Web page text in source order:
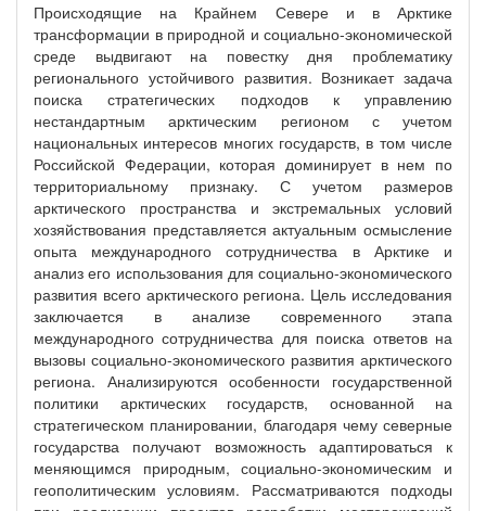
Происходящие на Крайнем Севере и в Арктике
трансформации в природной и социально-экономической
среде выдвигают на повестку дня проблематику
регионального устойчивого развития. Возникает задача
поиска стратегических подходов к управлению
нестандартным арктическим регионом с учетом
национальных интересов многих государств, в том числе
Российской Федерации, которая доминирует в нем по
территориальному признаку. С учетом размеров
арктического пространства и экстремальных условий
хозяйствования представляется актуальным осмысление
опыта международного сотрудничества в Арктике и
анализ его использования для социально-экономического
развития всего арктического региона. Цель исследования
заключается в анализе современного этапа
международного сотрудничества для поиска ответов на
вызовы социально-экономического развития арктического
региона. Анализируются особенности государственной
политики арктических государств, основанной на
стратегическом планировании, благодаря чему северные
государства получают возможность адаптироваться к
меняющимся природным, социально-экономическим и
геополитическим условиям. Рассматриваются подходы